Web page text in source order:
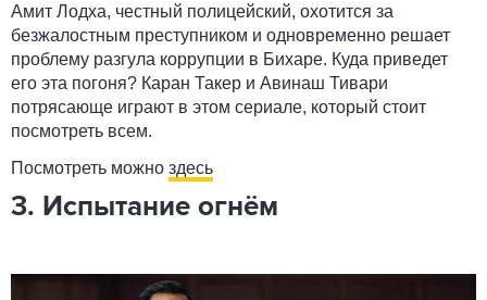
Амит Лодха, честный полицейский, охотится за
безжалостным преступником и одновременно решает
проблему разгула коррупции в Бихаре. Куда приведет
его эта погоня? Каран Такер и Авинаш Тивари
потрясающе играют в этом сериале, который стоит
посмотреть всем.
Посмотреть можно здесь
3. Испытание огнём